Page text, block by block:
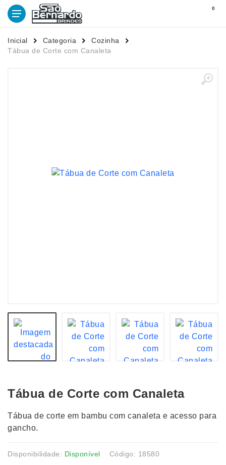
0
Inicial Categoria
Cozinha
Tábua de Corte com Canaleta
Tábua de Corte com Canaleta
Tábua de corte em bambu com canaleta e acesso para
gancho.
Disponibilidade: Disponível Código: 18580